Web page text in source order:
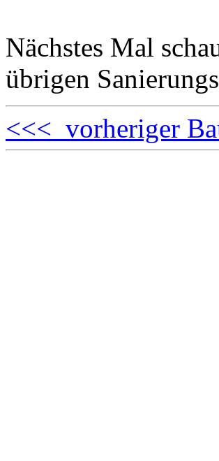
Nächstes Mal
übrigen
<<< vorheriger